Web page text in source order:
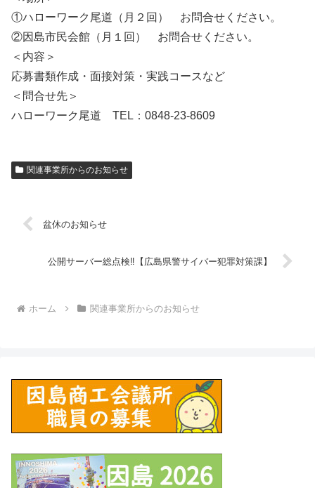
①ハローワーク尾道（月２回） お問合せください。
②因島市民会館（月１回） お問合せください。
＜内容＞
応募書類作成・面接対策・実践コースなど
＜問合せ先＞
ハローワーク尾道 TEL：0848-23-8609
関連事業所からのお知らせ
盆休のお知らせ
公開サーバー総点検‼【広島県警サイバー犯罪対策課】
ホーム 関連事業所からのお知らせ